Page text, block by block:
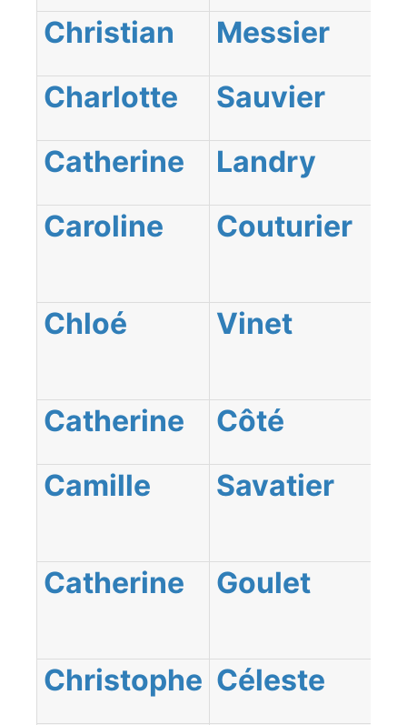
Christian
Messier
Charlotte
Sauvier
Catherine
Landry
Caroline
Couturier
Chloé Vinet
Catherine
Côté
Camille
Savatier
Catherine Goulet
Christophe Céleste